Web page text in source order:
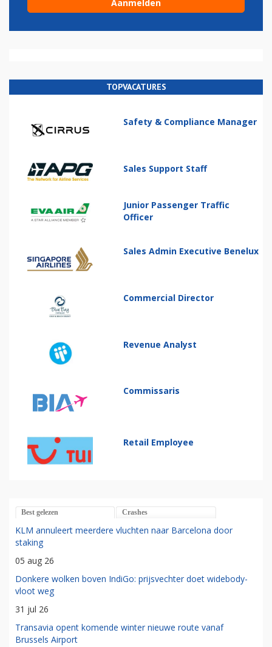
TOPVACATURES
Safety & Compliance Manager
Sales Support Staff
Junior Passenger Traffic
Officer
Sales Admin Executive Benelux
Commercial Director
Revenue Analyst
Commissaris
Retail Employee
Best gelezen Crashes
KLM annuleert meerdere vluchten naar Barcelona door
staking
05 aug 26
Donkere wolken boven IndiGo: prijsvechter doet widebody-
vloot weg
31 jul 26
Transavia opent komende winter nieuwe route vanaf
Brussels Airport